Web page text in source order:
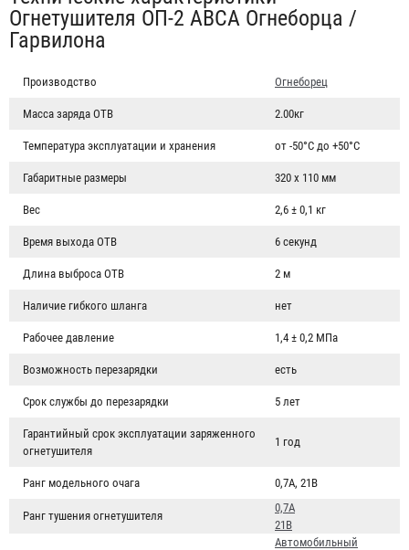
Огнетушителя ОП-2 АВСА Огнеборца /
Гарвилона
Производство Огнеборец
Масса заряда ОТВ 2.00кг
Температура эксплуатации и хранения от -50°С до +50°С
Габаритные размеры 320 х 110 мм
Вес 2,6 ± 0,1 кг
Время выхода ОТВ 6 секунд
Длина выброса ОТВ 2 м
Наличие гибкого шланга нет
Рабочее давление 1,4 ± 0,2 МПа
Возможность перезарядки есть
Срок службы до перезарядки 5 лет
Гарантийный срок эксплуатации заряженного
огнетушителя
1 год
Ранг модельного очага 0,7A, 21B
Ранг тушения огнетушителя
0,7A
21В
Автомобильный